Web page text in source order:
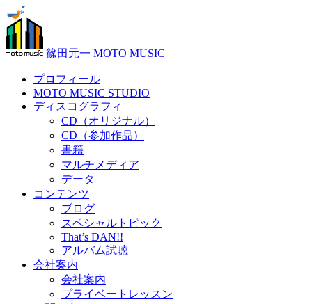
篠田元一 MOTO MUSIC
プロフィール
MOTO MUSIC STUDIO
ディスコグラフィ
CD（オリジナル）
CD（参加作品）
書籍
マルチメディア
データ
コンテンツ
ブログ
スペシャルトピック
That’s DAN!!
アルバム試聴
会社案内
会社案内
プライベートレッスン